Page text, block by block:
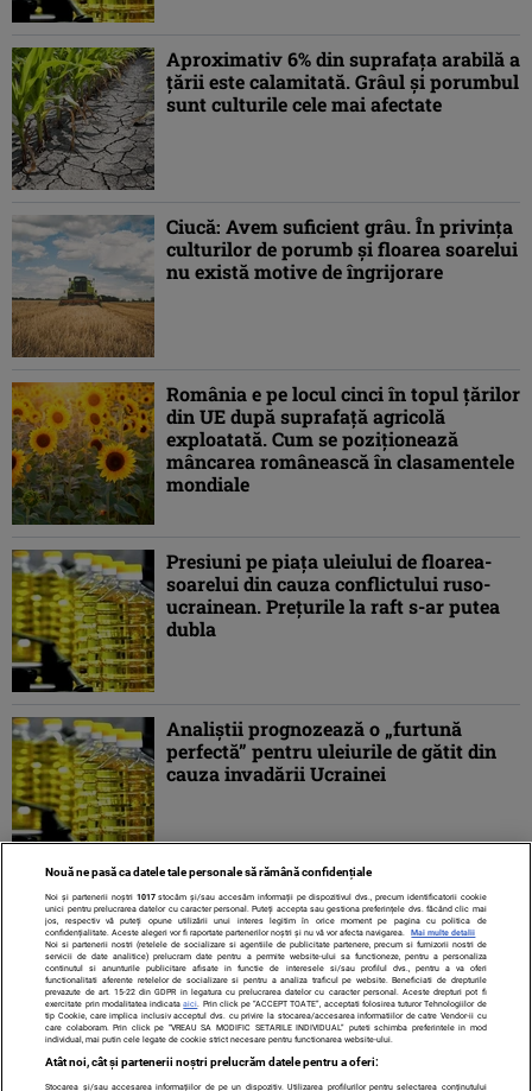
Aproximativ 6% din suprafața arabilă a
țării este calamitată. Grâul și porumbul
sunt culturile cele mai afectate
Ciucă: Avem suficient grâu. În privinţa
culturilor de porumb şi floarea soarelui
nu există motive de îngrijorare
România e pe locul cinci în topul ţărilor
din UE după suprafață agricolă
exploatată. Cum se poziționează
mâncarea românească în clasamentele
mondiale
Presiuni pe piața uleiului de floarea-
soarelui din cauza conflictului ruso-
ucrainean. Prețurile la raft s-ar putea
dubla
Analiştii prognozează o „furtună
perfectă” pentru uleiurile de gătit din
cauza invadării Ucrainei
1 2 »
Nouă ne pasă ca datele tale personale să rămână confidențiale
Noi și partenerii noștri 1017stocăm și/sau accesăm informații pe dispozitivul dvs., precum identificatorii cookie
unici pentru prelucrarea datelor cu caracter personal. Puteți accepta sau gestiona preferințele dvs. făcând clic mai
jos, respectiv vă puteți opune utilizării unui interes legitim în orice moment pe pagina cu politica de
confidențialitate. Aceste alegeri vor fi raportate partenerilor noștri și nu vă vor afecta navigarea.
Mai multe detalii
Noi si partenerii nostri (retelele de socializare si agentiile de publicitate partenere, precum si furnizorii nostri de
servicii de date analitice) prelucram date pentru a permite website-ului sa functioneze, pentru a personaliza
continutul si anunturile publicitare afisate in functie de interesele si/sau profilul dvs., pentru a va oferi
functionalitati aferente retelelor de socializare si pentru a analiza traficul pe website. Beneficiati de drepturile
prevazute de art. 15-22 din GDPR in legatura cu prelucrarea datelor cu caracter personal. Aceste drepturi pot fi
exercitate prin modalitatea indicataaici . Prin click pe “ACCEPT TOATE”, acceptati folosirea tuturor Tehnologiilor de
tip Cookie, care implica inclusiv acceptul dvs. cu privire la stocarea/accesarea informatiilor de catre Vendor-ii cu
care colaboram. Prin click pe “VREAU SA MODIFIC SETARILE INDIVIDUAL” puteti schimba preferintele in mod
individual, mai putin cele legate de cookie strict necesare pentru functionarea website-ului.
Atât noi, cât și partenerii noștri prelucrăm datele pentru a oferi:
Stocarea și/sau accesarea informațiilor de pe un dispozitiv. Utilizarea profilurilor pentru selectarea conținutului